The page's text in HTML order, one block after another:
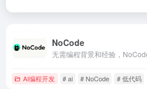
NoCode
AI编程开发 # ai # NoCode # 低代码